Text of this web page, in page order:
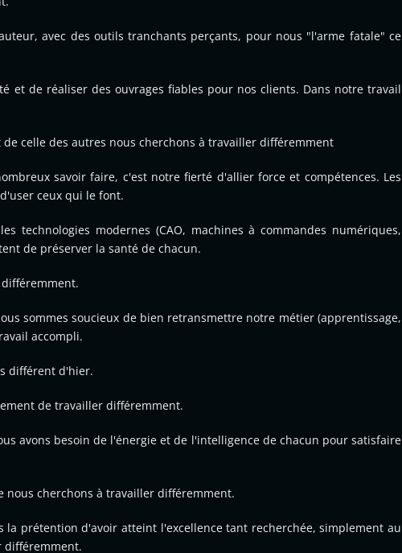
avec des outils tranchants perçants, pour nous "l'arme fatale" ce
et de réaliser des ouvrages fiables pour nos clients. Dans notre travail
celle des autres nous cherchons à travailler différemment
savoir faire, c'est notre fierté d'allier force et compétences. Les
ceux qui le font.
technologies modernes (CAO, machines à commandes numériques,
de préserver la santé de chacun.
sommes soucieux de bien retransmettre notre métier (apprentissage,
accompli.
différent d'hier.
de travailler différemment.
avons besoin de l'énergie et de l'intelligence de chacun pour satisfaire
nous cherchons à travailler différemment.
prétention d'avoir atteint l'excellence tant recherchée, simplement au
différemment.